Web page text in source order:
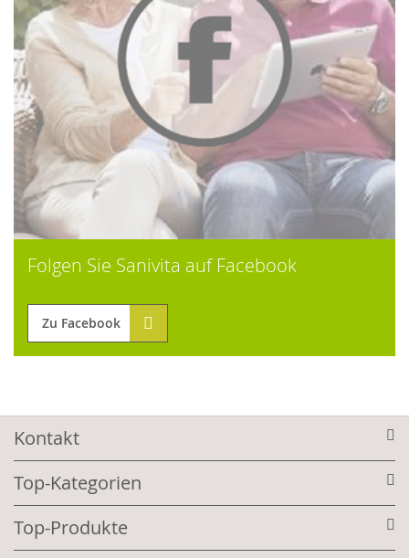
Folgen Sie Sanivita auf Facebook
Zu Facebook
Kontakt
Top-Kategorien
Top-Produkte